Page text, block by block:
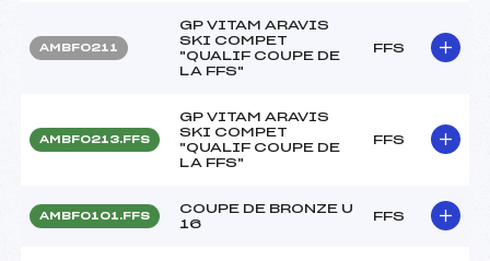
AMBF0211
GP VITAM ARAVIS
SKI COMPET
"QUALIF COUPE DE
LA FFS"
FFS
AMBF0213.FFS
GP VITAM ARAVIS
SKI COMPET
"QUALIF COUPE DE
LA FFS"
FFS
AMBF0101.FFS
COUPE DE BRONZE U
16
FFS